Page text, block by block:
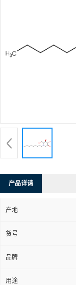
产品详请
产地
货号
品牌
用途